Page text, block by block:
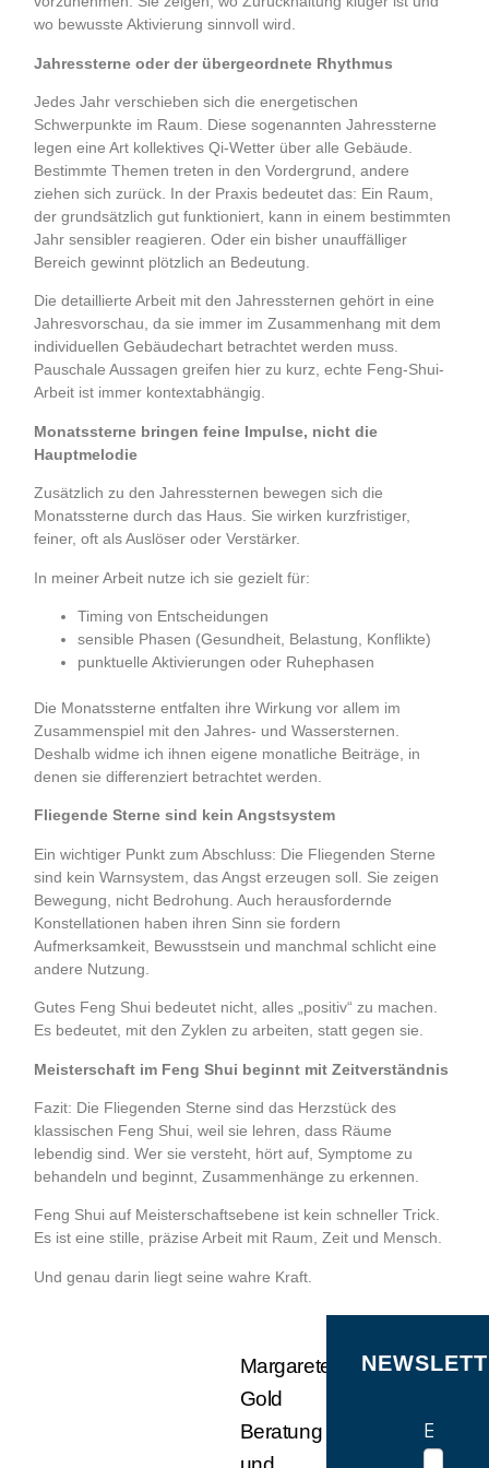
wo bewusste Aktivierung sinnvoll wird.
Jahressterne oder der übergeordnete Rhythmus
Jedes Jahr verschieben sich die energetischen
Schwerpunkte im Raum. Diese sogenannten Jahressterne
legen eine Art kollektives Qi-Wetter über alle Gebäude.
Bestimmte Themen treten in den Vordergrund, andere
ziehen sich zurück. In der Praxis bedeutet das: Ein Raum,
der grundsätzlich gut funktioniert, kann in einem bestimmten
Jahr sensibler reagieren. Oder ein bisher unauffälliger
Bereich gewinnt plötzlich an Bedeutung.
Die detaillierte Arbeit mit den Jahressternen gehört in eine
Jahresvorschau, da sie immer im Zusammenhang mit dem
individuellen Gebäudechart betrachtet werden muss.
Pauschale Aussagen greifen hier zu kurz, echte Feng-Shui-
Arbeit ist immer kontextabhängig.
Monatssterne bringen feine Impulse, nicht die
Hauptmelodie
Zusätzlich zu den Jahressternen bewegen sich die
Monatssterne durch das Haus. Sie wirken kurzfristiger,
feiner, oft als Auslöser oder Verstärker.
In meiner Arbeit nutze ich sie gezielt für:
Timing von Entscheidungen
sensible Phasen (Gesundheit, Belastung, Konflikte)
punktuelle Aktivierungen oder Ruhephasen
Die Monatssterne entfalten ihre Wirkung vor allem im
Zusammenspiel mit den Jahres- und Wassersternen.
Deshalb widme ich ihnen eigene monatliche Beiträge, in
denen sie differenziert betrachtet werden.
Fliegende Sterne sind kein Angstsystem
Ein wichtiger Punkt zum Abschluss: Die Fliegenden Sterne
sind kein Warnsystem, das Angst erzeugen soll. Sie zeigen
Bewegung, nicht Bedrohung. Auch herausfordernde
Konstellationen haben ihren Sinn sie fordern
Aufmerksamkeit, Bewusstsein und manchmal schlicht eine
andere Nutzung.
Gutes Feng Shui bedeutet nicht, alles „positiv“ zu machen.
Es bedeutet, mit den Zyklen zu arbeiten, statt gegen sie.
Meisterschaft im Feng Shui beginnt mit Zeitverständnis
Fazit: Die Fliegenden Sterne sind das Herzstück des
klassischen Feng Shui, weil sie lehren, dass Räume
lebendig sind. Wer sie versteht, hört auf, Symptome zu
behandeln und beginnt, Zusammenhänge zu erkennen.
Feng Shui auf Meisterschaftsebene ist kein schneller Trick.
Es ist eine stille, präzise Arbeit mit Raum, Zeit und Mensch.
Und genau darin liegt seine wahre Kraft.
Margarete
Gold
Beratung